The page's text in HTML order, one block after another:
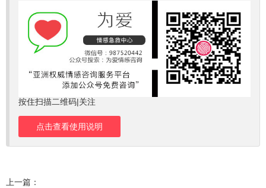
按住扫描二维码|关注
点击查看使用说明
上一篇：